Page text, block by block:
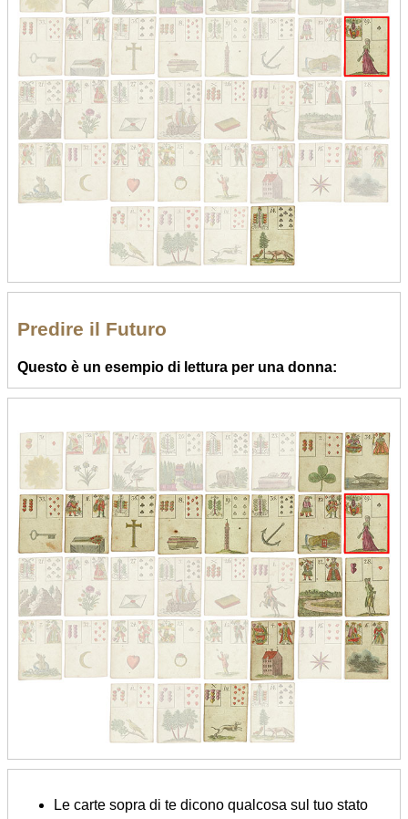
Predire il Futuro
Questo è un esempio di lettura per una donna:
Le carte sopra di te dicono qualcosa sul tuo stato